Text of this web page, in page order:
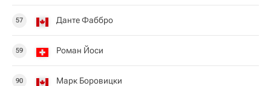
57 Данте Фаббро
59 Роман Йоси
90 Марк Боровицки